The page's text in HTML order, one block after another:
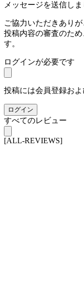
メッセージを送信しま
ご協力いただきありが
投稿内容の審査のた
す。
ログインが必要です
投稿には会員登録お
ログイン
すべてのレビュー
[ALL-REVIEWS]